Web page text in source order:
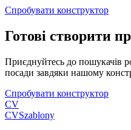
Спробувати конструктор
Готові створити
Приєднуйтесь до пошукачів
посади завдяки нашому
Спробувати конструктор
CV
CVSzablony